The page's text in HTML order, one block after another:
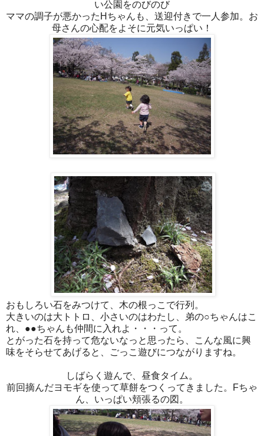
い公園をのびのび
ママの調子が悪かったHちゃんも、送迎付きで一人参加。お
母さんの心配をよそに元気いっぱい！
おもしろい石をみつけて、木の根っこで行列。
大きいのは大トトロ、小さいのはわたし、弟の○ちゃんはこ
れ、●●ちゃんも仲間に入れよ・・・って。
とがった石を持って危ないなっと思ったら、こんな風に興
味をそらせてあげると、ごっこ遊びにつながりますね。
しばらく遊んで、昼食タイム。
前回摘んだヨモギを使って草餅をつくってきました。Fちゃ
ん、いっぱい頬張るの図。